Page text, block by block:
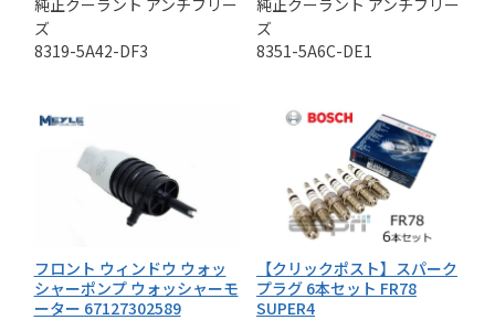
ズ
8319-5A42-DF3
ズ
8351-5A6C-DE1
フロント ウィンドウ ウォッ
シャーポンプ ウォッシャーモ
ーター 67127302589
【クリックポスト】スパーク
プラグ 6本セット FR78
SUPER4